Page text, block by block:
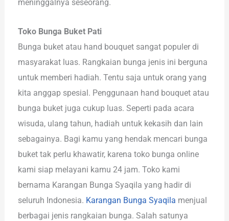
meninggalnya seseorang.
Toko Bunga Buket Pati
Bunga buket atau hand bouquet sangat populer di
masyarakat luas. Rangkaian bunga jenis ini berguna
untuk memberi hadiah. Tentu saja untuk orang yang
kita anggap spesial. Penggunaan hand bouquet atau
bunga buket juga cukup luas. Seperti pada acara
wisuda, ulang tahun, hadiah untuk kekasih dan lain
sebagainya. Bagi kamu yang hendak mencari bunga
buket tak perlu khawatir, karena toko bunga online
kami siap melayani kamu 24 jam. Toko kami
bernama Karangan Bunga Syaqila yang hadir di
seluruh Indonesia. Karangan Bunga Syaqila menjual
berbagai jenis rangkaian bunga. Salah satunya